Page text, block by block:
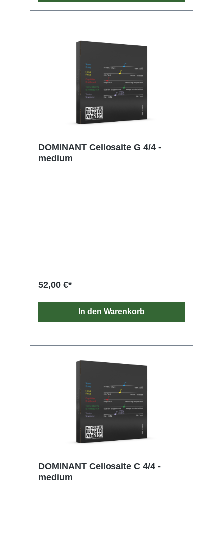
DOMINANT Cellosaite G 4/4 -
medium
52,00 €*
In den Warenkorb
DOMINANT Cellosaite C 4/4 -
medium